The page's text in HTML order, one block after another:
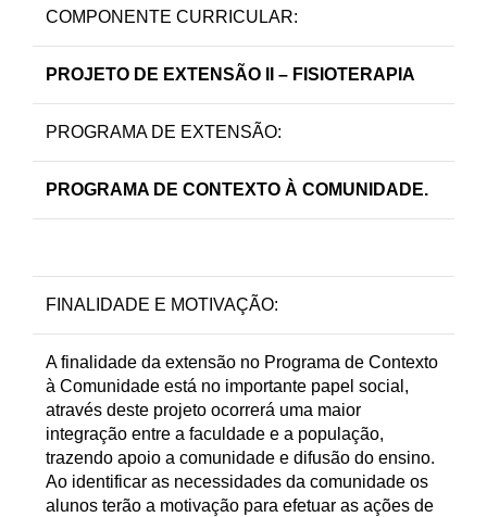
COMPONENTE CURRICULAR:
PROJETO DE EXTENSÃO II – FISIOTERAPIA
PROGRAMA DE EXTENSÃO:
PROGRAMA DE CONTEXTO À COMUNIDADE.
FINALIDADE E MOTIVAÇÃO:
A finalidade da extensão no Programa de Contexto
à Comunidade está no importante papel social,
através deste projeto ocorrerá uma maior
integração entre a faculdade e a população,
trazendo apoio a comunidade e difusão do ensino.
Ao identificar as necessidades da comunidade os
alunos terão a motivação para efetuar as ações de